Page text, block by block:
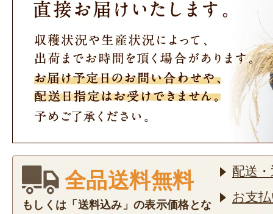
全品送料無料
もしくは「送料込み」の表示価格とな
配送
お支